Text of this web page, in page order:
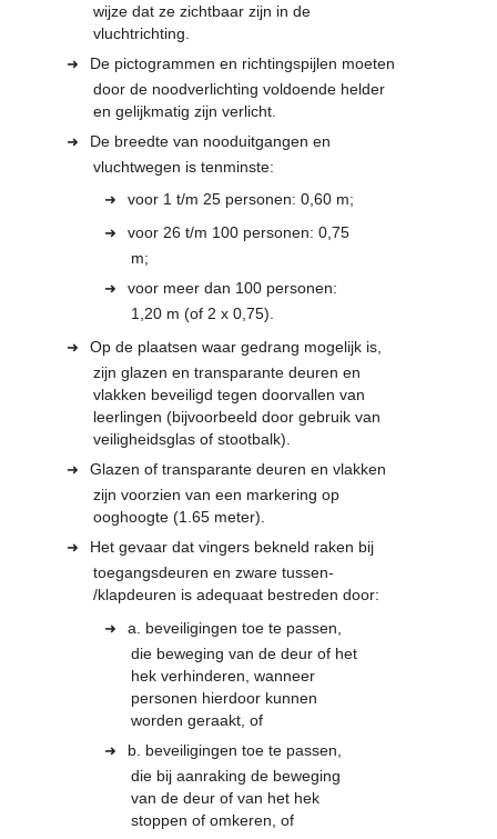
wijze dat ze zichtbaar zijn in de
vluchtrichting.
De pictogrammen en richtingspijlen moeten
door de noodverlichting voldoende helder
en gelijkmatig zijn verlicht.
De breedte van nooduitgangen en
vluchtwegen is tenminste:
voor 1 t/m 25 personen: 0,60 m;
voor 26 t/m 100 personen: 0,75
m;
voor meer dan 100 personen:
1,20 m (of 2 x 0,75).
Op de plaatsen waar gedrang mogelijk is,
zijn glazen en transparante deuren en
vlakken beveiligd tegen doorvallen van
leerlingen (bijvoorbeeld door gebruik van
veiligheidsglas of stootbalk).
Glazen of transparante deuren en vlakken
zijn voorzien van een markering op
ooghoogte (1.65 meter).
Het gevaar dat vingers bekneld raken bij
toegangsdeuren en zware tussen-
/klapdeuren is adequaat bestreden door:
a. beveiligingen toe te passen,
die beweging van de deur of het
hek verhinderen, wanneer
personen hierdoor kunnen
worden geraakt, of
b. beveiligingen toe te passen,
die bij aanraking de beweging
van de deur of van het hek
stoppen of omkeren, of